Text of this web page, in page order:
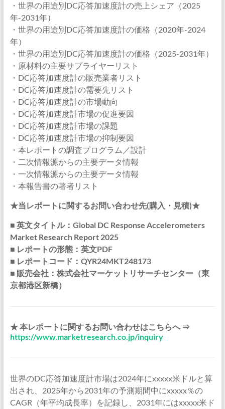
・世界の用途別DC応答加速度計の売上シェア（2025
年-2031年）
・世界の用途別DC応答加速度計の価格（2020年-2024
年）
・世界の用途別DC応答加速度計の価格（2025-2031年）
・原材料の主要サプライヤーリスト
・DC応答加速度計の販売業者リスト
・DC応答加速度計の需要先リスト
・DC応答加速度計の市場動向
・DC応答加速度計市場の促進要因
・DC応答加速度計市場の課題
・DC応答加速度計市場の抑制要因
・本レポートの調査プログラム／設計
・二次情報源からの主要データ情報
・一次情報源からの主要データ情報
・本報告書の著者リスト
★当レポートに関するお問い合わせ先(購入・見積)★
■ 英文タイトル：Global DC Response Accelerometers
Market Research Report 2025
■ レポートの形態：英文PDF
■ レポートコード：QYR24MKT248173
■ 販売会社：株式会社マーケットリサーチセンター（東
京都港区新橋）
★ 本レポートに関するお問い合わせはこちらへ ⇒
https://www.marketresearch.co.jp/inquiry
世界のDC応答加速度計市場は2024年にxxxxx米ドルと算
出され、2025年から2031年の予測期間中にxxxxx％の
CAGR（年平均成長率）を記録し、2031年にはxxxxx米ド